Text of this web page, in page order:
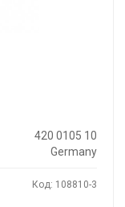
420 0105 10
Germany
Код: 108810-3